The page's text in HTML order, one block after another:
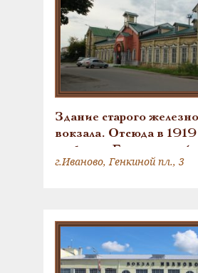
Здание старого
вокзала. Отсюда в 1919
на фронт Гражданской
отряды Иваново-
г.Иваново, Генкиной пл., 3